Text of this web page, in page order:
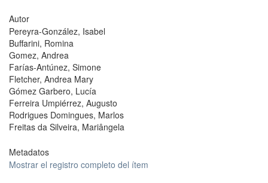
Autor
Pereyra-González, Isabel
Buffarini, Romina
Gomez, Andrea
Farías-Antúnez, Simone
Fletcher, Andrea Mary
Gómez Garbero, Lucía
Ferreira Umpiérrez, Augusto
Rodrigues Domingues, Marlos
Freitas da Silveira, Mariângela
Metadatos
Mostrar el registro completo del ítem